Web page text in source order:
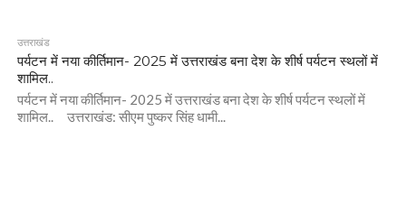
उत्तराखंड
पर्यटन में नया कीर्तिमान- 2025 में उत्तराखंड बना देश के शीर्ष पर्यटन स्थलों में
शामिल..
पर्यटन में नया कीर्तिमान- 2025 में उत्तराखंड बना देश के शीर्ष पर्यटन स्थलों में
शामिल.. उत्तराखंड: सीएम पुष्कर सिंह धामी...